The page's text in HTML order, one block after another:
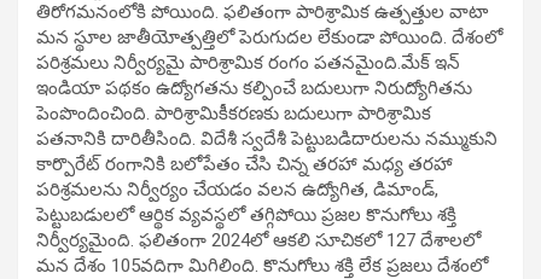
తిరోగమనంలోకి పోయింది. ఫలితంగా పారిశ్రామిక ఉత్పత్తుల వాటా
మన స్థూల జాతీయోత్పత్తిలో పెరుగుదల లేకుండా పోయింది. దేశంలో
పరిశ్రమలు నిర్వీర్యమై పారిశ్రామిక రంగం పతనమైంది.మేక్ ఇన్
ఇండియా పథకం ఉద్యోగతను కల్పించే బదులుగా నిరుద్యోగితను
పెంపొందించింది. పారిశ్రామికీకరణకు బదులుగా పారిశ్రామిక
పతనానికి దారితీసింది. విదేశీ స్వదేశీ పెట్టుబడిదారులను నమ్ముకుని
కార్పొరేట్ రంగానికి బలోపేతం చేసి చిన్న తరహా మధ్య తరహా
పరిశ్రమలను నిర్వీర్యం చేయడం వలన ఉద్యోగిత, డిమాండ్,
పెట్టుబడులలో ఆర్థిక వ్యవస్థలో తగ్గిపోయి ప్రజల కొనుగోలు శక్తి
నిర్వీర్యమైంది. ఫలితంగా 2024లో ఆకలి సూచికలో 127 దేశాలలో
మన దేశం 105వదిగా మిగిలింది. కొనుగోలు శక్తి లేక ప్రజలు దేశంలో